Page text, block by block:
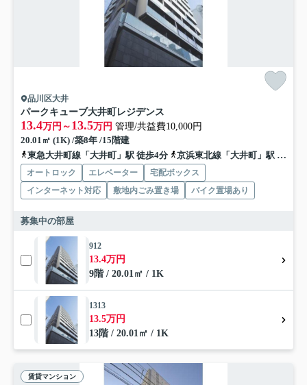
品川区大井
パークキューブ大井町レジデンス
13.4万円～ 13.5万円 管理/共益費10,000円
20.01㎡ (1K) /築8年 /15階建
東急大井町線「大井町」駅 徒歩4分
京浜東北線「大井町」駅 徒歩4分
オートロック エレベーター
宅配ボックス
インターネット対応
敷地内ごみ置き場 バイク置場あり
募集中の部屋
912
13.4万円
9階 / 20.01㎡ / 1K
1313
13.5万円
13階 / 20.01㎡ / 1K
賃貸マンション